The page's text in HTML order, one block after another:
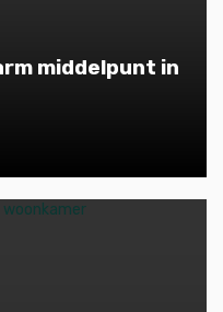
middelpunt in